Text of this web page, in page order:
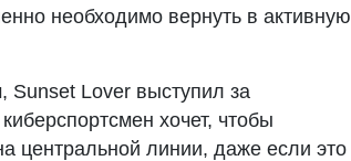
необходимо вернуть в активную
Lover выступил за
хочет, чтобы
центральной линии, даже если это